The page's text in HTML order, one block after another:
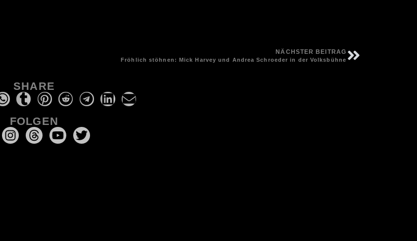
NÄCHSTER BEITRAG
Fröhlich stöhnen: Mick Harvey und Andrea Schroeder in der Volksbühne
SHARE
FOLGEN